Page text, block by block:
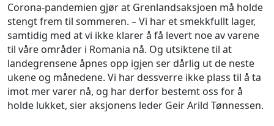
Corona-pandemien gjør at Grenlandsaksjoen må holde
stengt frem til sommeren. – Vi har et smekkfullt lager,
samtidig med at vi ikke klarer å få levert noe av varene
til våre områder i Romania nå. Og utsiktene til at
landegrensene åpnes opp igjen ser dårlig ut de neste
ukene og månedene. Vi har dessverre ikke plass til å ta
imot mer varer nå, og har derfor bestemt oss for å
holde lukket, sier aksjonens leder Geir Arild Tønnessen.